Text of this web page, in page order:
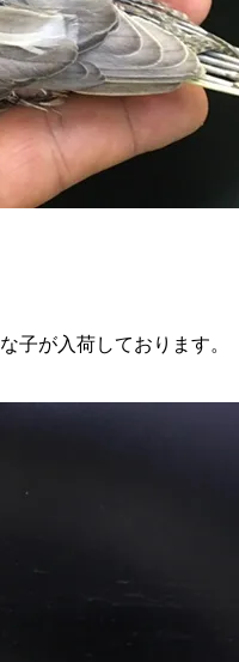
子が入荷しております。